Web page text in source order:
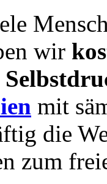
wir
mit
die
zum